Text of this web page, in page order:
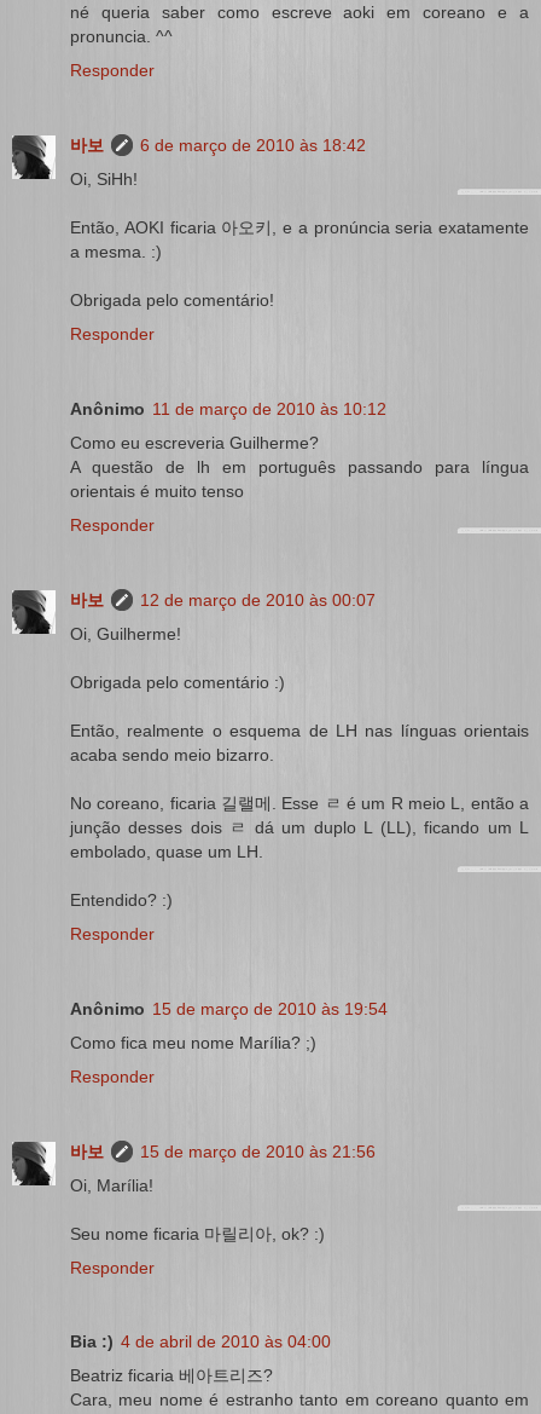
né queria saber como escreve aoki em coreano e a
pronuncia. ^^
Responder
바보
6 de março de 2010 às 18:42
Oi, SiHh!
Então, AOKI ficaria 아오키, e a pronúncia seria exatamente
a mesma. :)
Obrigada pelo comentário!
Responder
Anônimo 11 de março de 2010 às 10:12
Como eu escreveria Guilherme?
A questão de lh em português passando para língua
orientais é muito tenso
Responder
바보
12 de março de 2010 às 00:07
Oi, Guilherme!
Obrigada pelo comentário :)
Então, realmente o esquema de LH nas línguas orientais
acaba sendo meio bizarro.
No coreano, ficaria 길랠메. Esse ㄹ é um R meio L, então a
junção desses dois ㄹ dá um duplo L (LL), ficando um L
embolado, quase um LH.
Entendido? :)
Responder
Anônimo 15 de março de 2010 às 19:54
Como fica meu nome Marília? ;)
Responder
바보
15 de março de 2010 às 21:56
Oi, Marília!
Seu nome ficaria 마릴리아, ok? :)
Responder
Bia :) 4 de abril de 2010 às 04:00
Beatriz ficaria 베아트리즈?
Cara, meu nome é estranho tanto em coreano quanto em